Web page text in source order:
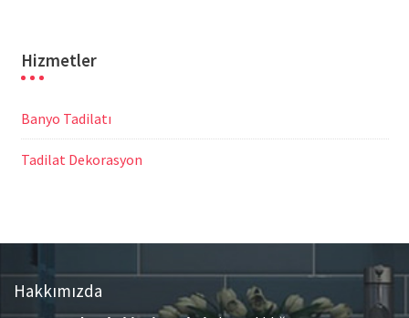
Hizmetler
Banyo Tadilatı
Tadilat Dekorasyon
Hakkımızda